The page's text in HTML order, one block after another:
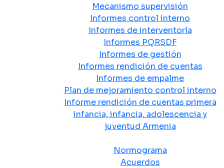
Mecanismo supervisión
Informes control interno
Informes de interventoría
Informes PQRSDF
Informes de gestión
Informes rendición de cuentas
Informes de empalme
Plan de mejoramiento control interno
Informe rendición de cuentas primera
infancia, infancia, adolescencia y
juventud Armenia
Normograma
Acuerdos